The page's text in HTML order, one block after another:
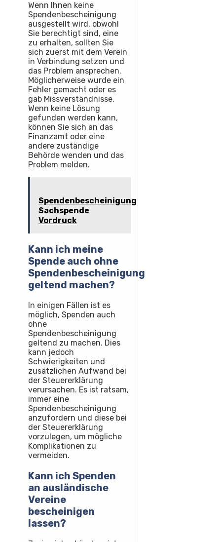
Wenn Ihnen keine
Spendenbescheinigung
ausgestellt wird, obwohl
Sie berechtigt sind, eine
zu erhalten, sollten Sie
sich zuerst mit dem Verein
in Verbindung setzen und
das Problem ansprechen.
Möglicherweise wurde ein
Fehler gemacht oder es
gab Missverständnisse.
Wenn keine Lösung
gefunden werden kann,
können Sie sich an das
Finanzamt oder eine
andere zuständige
Behörde wenden und das
Problem melden.
Spendenbescheinigung
Sachspende
Vordruck
Kann ich meine
Spende auch ohne
Spendenbescheinigung
geltend machen?
In einigen Fällen ist es
möglich, Spenden auch
ohne
Spendenbescheinigung
geltend zu machen. Dies
kann jedoch
Schwierigkeiten und
zusätzlichen Aufwand bei
der Steuererklärung
verursachen. Es ist ratsam,
immer eine
Spendenbescheinigung
anzufordern und diese bei
der Steuererklärung
vorzulegen, um mögliche
Komplikationen zu
vermeiden.
Kann ich Spenden
an ausländische
Vereine
bescheinigen
lassen?